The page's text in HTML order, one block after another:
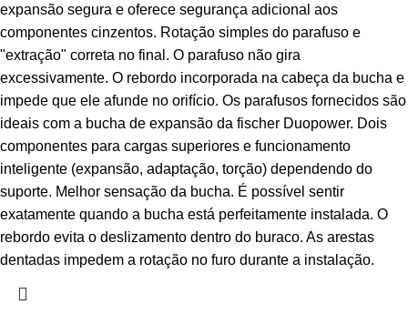
expansão segura e oferece segurança adicional aos
componentes cinzentos. Rotação simples do parafuso e
"extração" correta no final. O parafuso não gira
excessivamente. O rebordo incorporada na cabeça da bucha e
impede que ele afunde no orifício. Os parafusos fornecidos são
ideais com a bucha de expansão da fischer Duopower. Dois
componentes para cargas superiores e funcionamento
inteligente (expansão, adaptação, torção) dependendo do
suporte. Melhor sensação da bucha. É possível sentir
exatamente quando a bucha está perfeitamente instalada. O
rebordo evita o deslizamento dentro do buraco. As arestas
dentadas impedem a rotação no furo durante a instalação.